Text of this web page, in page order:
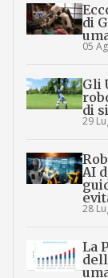
di
05
Gli
di
29
AI
28
La